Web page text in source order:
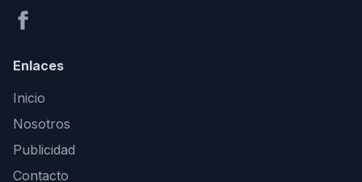
Enlaces
Inicio
Nosotros
Publicidad
Contacto